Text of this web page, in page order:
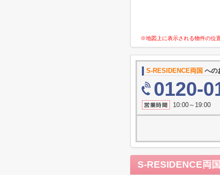
※地図上に表示される物件の位
S-RESIDENCE両国 への
0120-
10:00～19:00
S-RESIDENCE両